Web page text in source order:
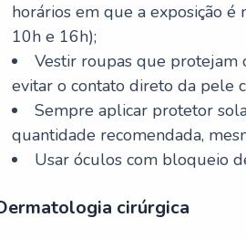
horários em que a exposição é
10h e 16h);
Vestir roupas que protejam
evitar o contato direto da pele
Sempre aplicar protetor
quantidade recomendada,
Usar óculos com bloqueio
cirúrgica